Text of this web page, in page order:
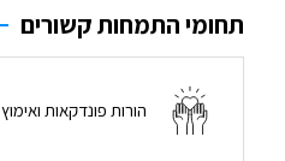
תחומי התמחות קשורים
הורות פונדקאות ואימוץ